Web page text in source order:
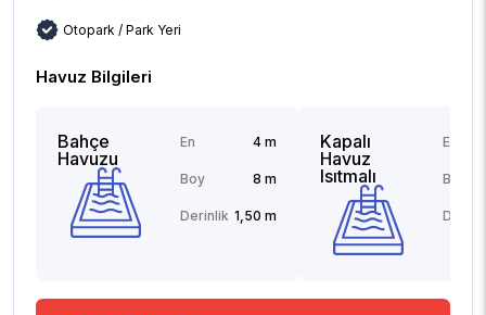
Otopark / Park Yeri
Havuz Bilgileri
Bahçe
Havuzu
En 4 m
Boy 8 m
Derinlik 1,50 m
Kapalı
Havuz
Isıtmalı
En
Boy